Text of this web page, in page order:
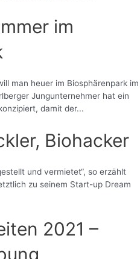
im
man heuer im Biosphärenpark im
Jungunternehmer hat ein
damit der...
Biohacker
und vermietet“, so erzählt
zu seinem Start-up Dream
2021 –